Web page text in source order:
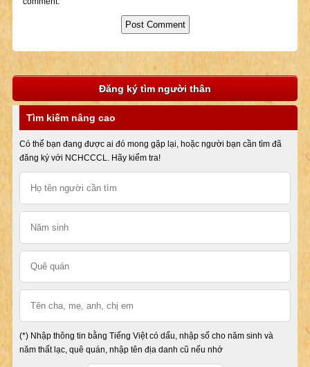
Đăng ký tìm người thân
Tìm kiếm nâng cao
Có thể bạn đang được ai đó mong gặp lại, hoặc người bạn cần tìm đã
đăng ký với NCHCCCL. Hãy kiểm tra!
(*) Nhập thông tin bằng Tiếng Việt có dấu, nhập số cho năm sinh và
năm thất lạc, quê quán, nhập tên địa danh cũ nếu nhớ